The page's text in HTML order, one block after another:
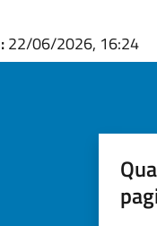
22/06/2026, 16:24